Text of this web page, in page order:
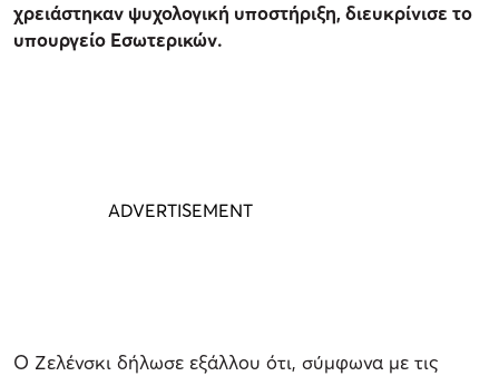
χρειάστηκαν ψυχολογική υποστήριξη, διευκρίνισε το
υπουργείο Εσωτερικών.
Ο Ζελένσκι δήλωσε εξάλλου ότι, σύμφωνα με τις